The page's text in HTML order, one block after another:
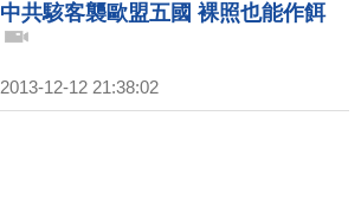
中共駭客襲歐盟五國 裸照也能作餌
2013-12-12 21:38:02